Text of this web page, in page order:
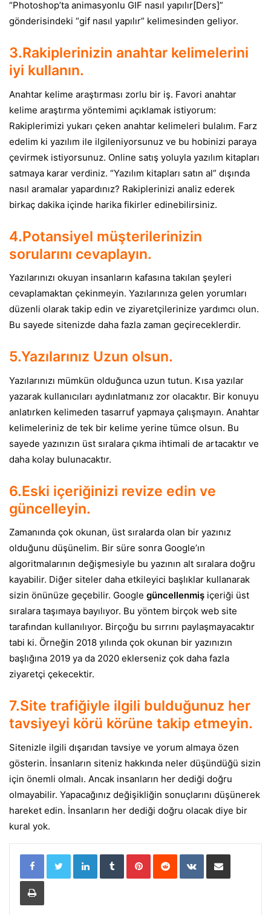
“Photoshop’ta animasyonlu GIF nasıl yapılır[Ders]”
gönderisindeki “gif nasıl yapılır” kelimesinden geliyor.
3.Rakiplerinizin anahtar kelimelerini
iyi kullanın.
Anahtar kelime araştırması zorlu bir iş. Favori anahtar
kelime araştırma yöntemimi açıklamak istiyorum:
Rakiplerimizi yukarı çeken anahtar kelimeleri bulalım. Farz
edelim ki yazılım ile ilgileniyorsunuz ve bu hobinizi paraya
çevirmek istiyorsunuz. Online satış yoluyla yazılım kitapları
satmaya karar verdiniz. “Yazılım kitapları satın al” dışında
nasıl aramalar yapardınız? Rakiplerinizi analiz ederek
birkaç dakika içinde harika fikirler edinebilirsiniz.
4.Potansiyel müşterilerinizin
sorularını cevaplayın.
Yazılarınızı okuyan insanların kafasına takılan şeyleri
cevaplamaktan çekinmeyin. Yazılarınıza gelen yorumları
düzenli olarak takip edin ve ziyaretçilerinize yardımcı olun.
Bu sayede sitenizde daha fazla zaman geçireceklerdir.
5.Yazılarınız Uzun olsun.
Yazılarınızı mümkün olduğunca uzun tutun. Kısa yazılar
yazarak kullanıcıları aydınlatmanız zor olacaktır. Bir konuyu
anlatırken kelimeden tasarruf yapmaya çalışmayın. Anahtar
kelimeleriniz de tek bir kelime yerine tümce olsun. Bu
sayede yazınızın üst sıralara çıkma ihtimali de artacaktır ve
daha kolay bulunacaktır.
6.Eski içeriğinizi revize edin ve
güncelleyin.
Zamanında çok okunan, üst sıralarda olan bir yazınız
olduğunu düşünelim. Bir süre sonra Google’ın
algoritmalarının değişmesiyle bu yazının alt sıralara doğru
kayabilir. Diğer siteler daha etkileyici başlıklar kullanarak
sizin önünüze geçebilir. Google güncellenmiş içeriği üst
sıralara taşımaya bayılıyor. Bu yöntem birçok web site
tarafından kullanılıyor. Birçoğu bu sırrını paylaşmayacaktır
tabi ki. Örneğin 2018 yılında çok okunan bir yazınızın
başlığına 2019 ya da 2020 eklerseniz çok daha fazla
ziyaretçi çekecektir.
7.Site trafiğiyle ilgili bulduğunuz her
tavsiyeyi körü körüne takip etmeyin.
Sitenizle ilgili dışarıdan tavsiye ve yorum almaya özen
gösterin. İnsanların siteniz hakkında neler düşündüğü sizin
için önemli olmalı. Ancak insanların her dediği doğru
olmayabilir. Yapacağınız değişikliğin sonuçlarını düşünerek
hareket edin. İnsanların her dediği doğru olacak diye bir
kural yok.
LinkedInTumblrPinterestReddit VKontakteE-Posta ile paylaş
Yazdır